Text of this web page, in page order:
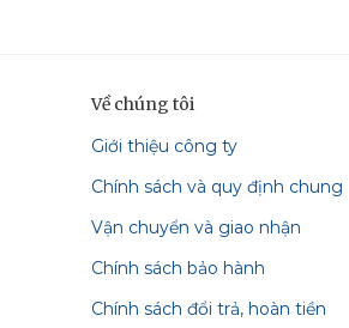
Về chúng tôi
Giới thiệu công ty
Chính sách và quy định chung
Vận chuyển và giao nhận
Chính sách bảo hành
Chính sách đổi trả, hoàn tiền